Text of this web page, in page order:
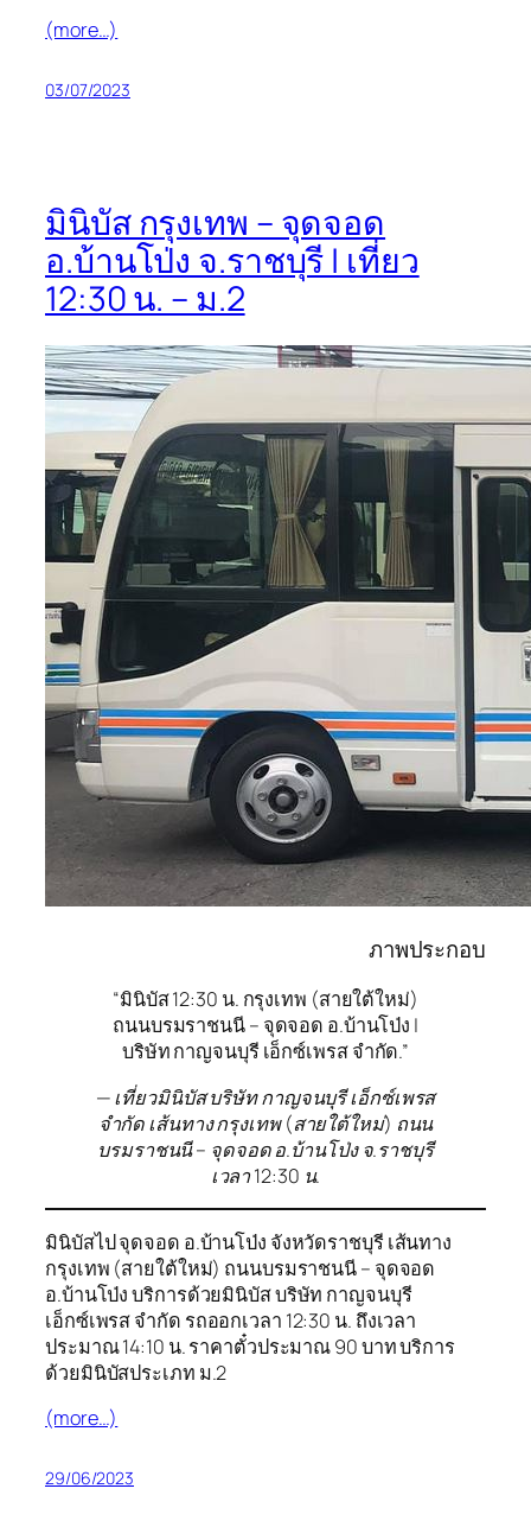
(more…)
03/07/2023
มินิบัส กรุงเทพ – จุดจอด
อ.บ้านโป่ง จ.ราชบุรี | เที่ยว
12:30 น. – ม.2
ภาพประกอบ
“มินิบัส 12:30 น. กรุงเทพ (สายใต้ใหม่)
ถนนบรมราชนนี – จุดจอด อ.บ้านโป่ง |
บริษัท กาญจนบุรี เอ็กซ์เพรส จำกัด.”
— เที่ยวมินิบัส บริษัท กาญจนบุรี เอ็กซ์เพรส
จำกัด เส้นทาง กรุงเทพ (สายใต้ใหม่) ถนน
บรมราชนนี – จุดจอด อ.บ้านโป่ง จ.ราชบุรี
เวลา 12:30 น.
มินิบัสไป จุดจอด อ.บ้านโป่ง จังหวัดราชบุรี เส้นทาง
กรุงเทพ (สายใต้ใหม่) ถนนบรมราชนนี – จุดจอด
อ.บ้านโป่ง บริการด้วยมินิบัส บริษัท กาญจนบุรี
เอ็กซ์เพรส จำกัด รถออกเวลา 12:30 น. ถึงเวลา
ประมาณ 14:10 น. ราคาตั๋วประมาณ 90 บาท บริการ
ด้วยมินิบัสประเภท ม.2
(more…)
29/06/2023